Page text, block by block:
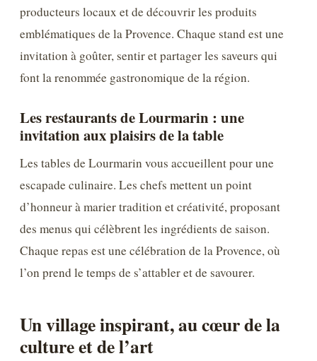
producteurs locaux et de découvrir les produits
emblématiques de la Provence. Chaque stand est une
invitation à goûter, sentir et partager les saveurs qui
font la renommée gastronomique de la région.
Les restaurants de Lourmarin : une
invitation aux plaisirs de la table
Les tables de Lourmarin vous accueillent pour une
escapade culinaire. Les chefs mettent un point
d’honneur à marier tradition et créativité, proposant
des menus qui célèbrent les ingrédients de saison.
Chaque repas est une célébration de la Provence, où
l’on prend le temps de s’attabler et de savourer.
Un village inspirant, au cœur de la
culture et de l’art